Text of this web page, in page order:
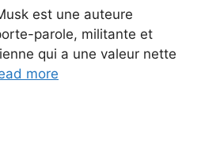
est une auteure
parole, militante et
qui a une valeur nette
more